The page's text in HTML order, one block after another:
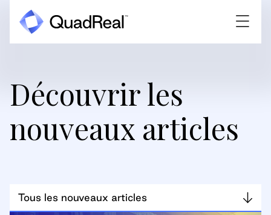
Découvrir les
nouveaux articles
Tous les nouveaux articles